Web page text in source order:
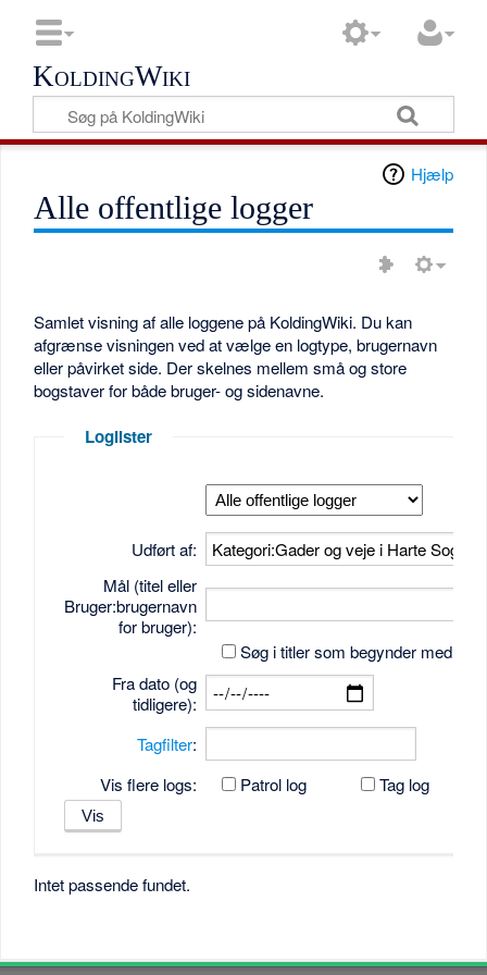
KoldingWiki
Hjælp
Alle offentlige logger
Samlet visning af alle loggene på KoldingWiki. Du kan
afgrænse visningen ved at vælge en logtype, brugernavn
eller påvirket side. Der skelnes mellem små og store
bogstaver for både bruger- og sidenavne.
Loglister
Udført af:
Mål (titel eller
Bruger:brugernavn
for bruger):
Søg i titler som begynder med
Fra dato (og
tidligere):
Tagfilter:
Vis flere logs:
Patrol log Tag log
Intet passende fundet.